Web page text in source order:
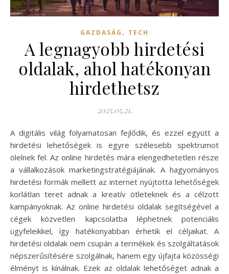
GAZDASÁG , TECH
A legnagyobb hirdetési
oldalak, ahol hatékonyan
hirdethetsz
2025.05.21.
A digitális világ folyamatosan fejlődik, és ezzel együtt a
hirdetési lehetőségek is egyre szélesebb spektrumot
ölelnek fel. Az online hirdetés mára elengedhetetlen része
a vállalkozások marketingstratégiájának. A hagyományos
hirdetési formák mellett az internet nyújtotta lehetőségek
korlátlan teret adnak a kreatív ötleteknek és a célzott
kampányoknak. Az online hirdetési oldalak segítségével a
cégek közvetlen kapcsolatba léphetnek potenciális
ügyfeleikkel, így hatékonyabban érhetik el céljaikat. A
hirdetési oldalak nem csupán a termékek és szolgáltatások
népszerűsítésére szolgálnak, hanem egy újfajta közösségi
élményt is kínálnak. Ezek az oldalak lehetőséget adnak a